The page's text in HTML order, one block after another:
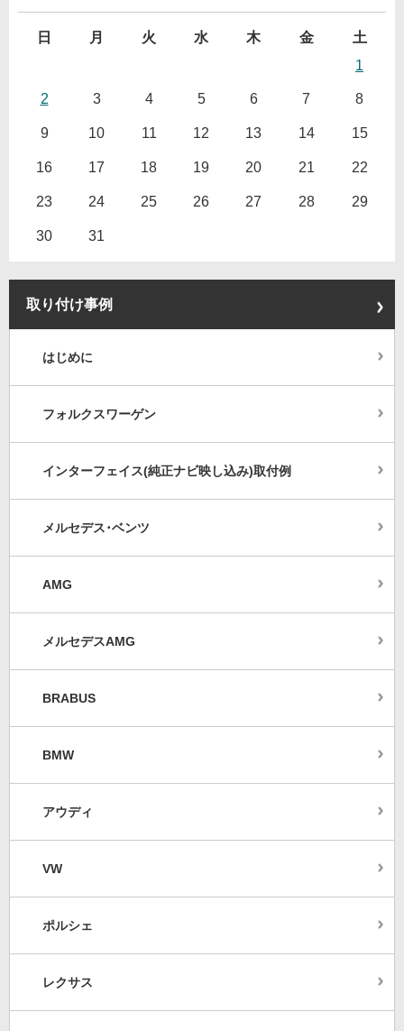
日 月 火 水 木 金
土
1
2 3 4 5 6 7 8
9 10 11 12 13 14 15
16 17 18 19 20 21 22
23 24 25 26 27 28 29
30 31
取り付け事例
はじめに
フォルクスワーゲン
インターフェイス(純正ナビ映し込み)取付例
メルセデス･ベンツ
AMG
メルセデスAMG
BRABUS
BMW
アウディ
VW
ポルシェ
レクサス